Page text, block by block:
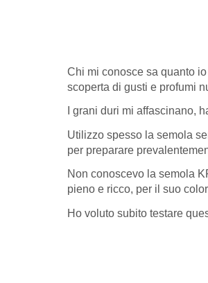
Chi mi conosce sa quanto
scoperta di gusti e profumi
I grani duri mi affascinano,
Utilizzo spesso la semola
per preparare
Non conoscevo la semola
pieno e ricco, per il suo
Ho voluto subito testare